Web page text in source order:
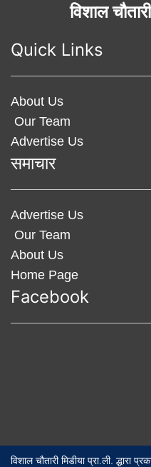
विशाल
Quick Links
About Us
Our Team
Advertise Us
समाचार
Advertise Us
Our Team
About Us
Home Page
Facebook
विशाल चौतारी मिडीया प्रा.ली. द्धारा